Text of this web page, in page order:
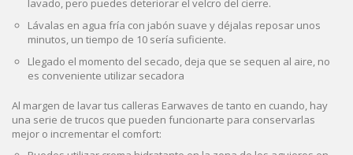
lavado, pero puedes deteriorar el velcro del cierre.
Lávalas en agua fría con jabón suave y déjalas reposar unos
minutos, un tiempo de 10 sería suficiente.
Llegado el momento del secado, deja que se sequen al aire, no
es conveniente utilizar secadora
Al margen de lavar tus calleras Earwaves de tanto en cuando, hay
una serie de trucos que pueden funcionarte para conservarlas
mejor o incrementar el comfort: